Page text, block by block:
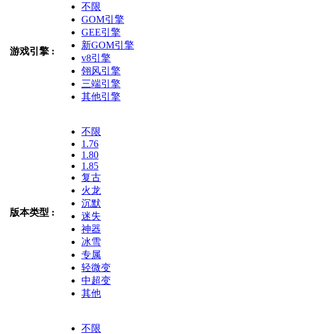
游戏引擎 :
不限
GOM引擎
GEE引擎
新GOM引擎
v8引擎
翎风引擎
三端引擎
其他引擎
版本类型 :
不限
1.76
1.80
1.85
复古
火龙
沉默
迷失
神器
冰雪
专属
轻微变
中超变
其他
不限